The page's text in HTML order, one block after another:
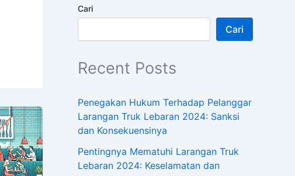
Cari
Cari
Recent Posts
Penegakan Hukum Terhadap Pelanggar
Larangan Truk Lebaran 2024: Sanksi
dan Konsekuensinya
Pentingnya Mematuhi Larangan Truk
Lebaran 2024: Keselamatan dan